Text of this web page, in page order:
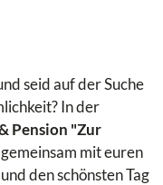
seid auf der Suche
In der
Pension "Zur
mit euren
den schönsten Tag